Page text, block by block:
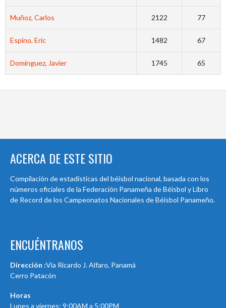
Muñoz, Carlos 2122 77
Espino, Eric 1482 67
Domínguez, Javier 1745 65
ACERCA DE ESTE SITIO
Compilación de estadísticas del béisbol nacional, basada con los
números oficiales de la Federación Panameña de Béisbol y Libro
de Record de los Campeonatos Nacionales de Béisbol Panameño.
ENCUÉNTRANOS
Dirección :Via Ricardo J. Alfaro, Panamá
Cerro Patacón
Horas
Lunes a viernes: 9:00AM a 5:00PM